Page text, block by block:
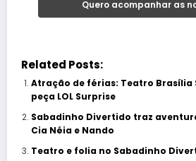
Related Posts:
Atração de férias: Teatro Brasília
peça LOL Surprise
Sabadinho Divertido traz
Cia Néia e Nando
Teatro e folia no Sabadinho